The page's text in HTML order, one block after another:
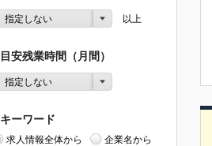
指定しない 以上
目安残業時間（月間）
指定しない
キーワード
求人情報全体から 企業名から